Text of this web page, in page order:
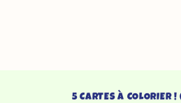
5 CARTES À COLORIER